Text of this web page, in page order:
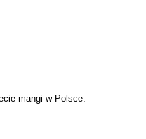
mangi w Polsce.